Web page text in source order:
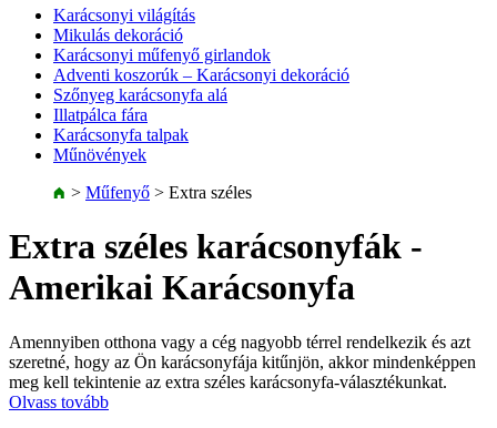
Karácsonyi világítás
Mikulás dekoráció
Karácsonyi műfenyő girlandok
Adventi koszorúk – Karácsonyi dekoráció
Szőnyeg karácsonyfa alá
Illatpálca fára
Karácsonyfa talpak
Műnövények
> Műfenyő > Extra széles
Extra széles karácsonyfák -
Amerikai Karácsonyfa
Amennyiben otthona vagy a cég nagyobb térrel rendelkezik és azt
szeretné, hogy az Ön karácsonyfája kitűnjön, akkor mindenképpen
meg kell tekintenie az extra széles karácsonyfa-választékunkat.
Olvass tovább